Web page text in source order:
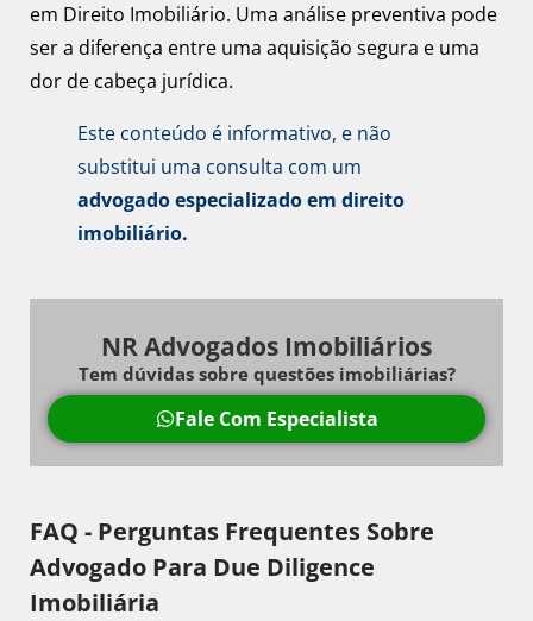
em Direito Imobiliário. Uma análise preventiva pode
ser a diferença entre uma aquisição segura e uma
dor de cabeça jurídica.
Este conteúdo é informativo, e não
substitui uma consulta com um
advogado especializado em direito
imobiliário.
NR Advogados Imobiliários
Tem dúvidas sobre questões imobiliárias?
Fale Com Especialista
FAQ - Perguntas Frequentes Sobre
Advogado Para Due Diligence
Imobiliária